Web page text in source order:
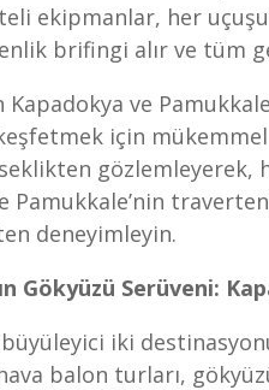
ekipmanlar, her
brifingi alır ve tüm
Kapadokya ve
için
gözlemleyerek,
Pamukkale’nin
deneyimleyin.
Gökyüzü Serüveni:
iki
balon turları,